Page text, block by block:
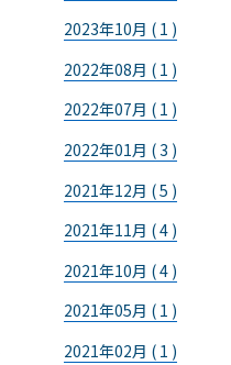
2023年10月 ( 1 )
2022年08月 ( 1 )
2022年07月 ( 1 )
2022年01月 ( 3 )
2021年12月 ( 5 )
2021年11月 ( 4 )
2021年10月 ( 4 )
2021年05月 ( 1 )
2021年02月 ( 1 )